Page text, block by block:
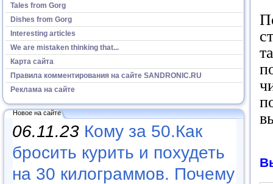
Tales from Gorg
Dishes from Gorg
Interesting articles
We are mistaken thinking that...
Карта сайта
Правила комментирования на сайте SANDRONIC.RU
Реклама на сайте
Новое на сайте
06.11.23 Кому за 50.Как
бросить курить и похудеть
на 30 килограммов. Почему